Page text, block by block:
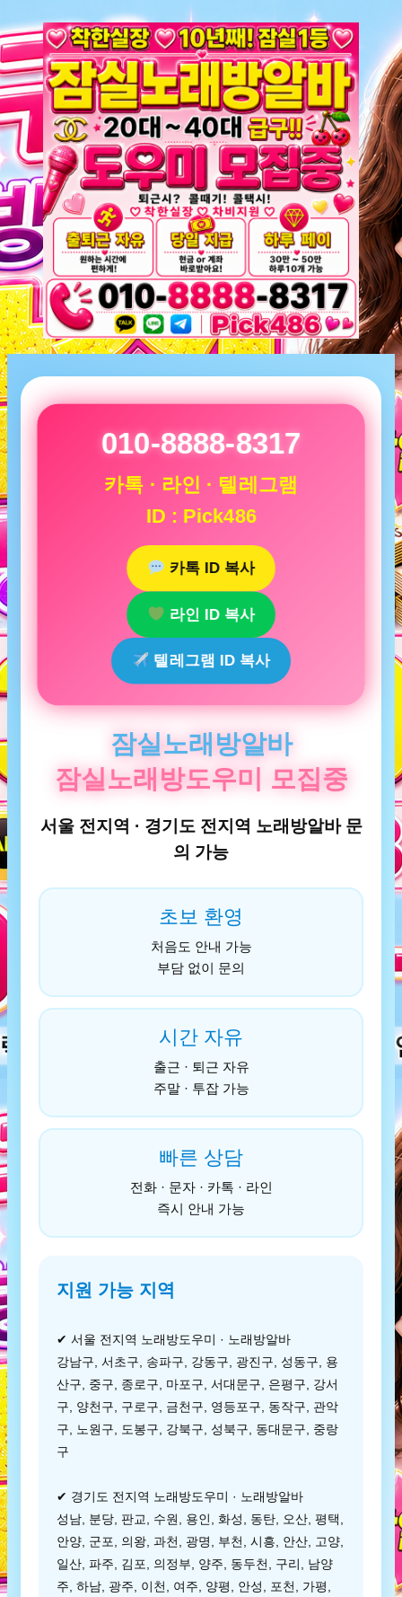
010-8888-8317
카톡 · 라인 · 텔레그램
ID : Pick486
카톡 ID 복사
라인 ID 복사
텔레그램 ID 복사
잠실노래방알바
잠실노래방도우미 모집중
서울 전지역 · 경기도 전지역 노래방알바 문
의 가능
초보 환영
처음도 안내 가능
부담 없이 문의
시간 자유
출근 · 퇴근 자유
주말 · 투잡 가능
빠른 상담
전화 · 문자 · 카톡 · 라인
즉시 안내 가능
지원 가능 지역
✔ 서울 전지역 노래방도우미 · 노래방알바
강남구, 서초구, 송파구, 강동구, 광진구, 성동구, 용
산구, 중구, 종로구, 마포구, 서대문구, 은평구, 강서
구, 양천구, 구로구, 금천구, 영등포구, 동작구, 관악
구, 노원구, 도봉구, 강북구, 성북구, 동대문구, 중랑
구
✔ 경기도 전지역 노래방도우미 · 노래방알바
성남, 분당, 판교, 수원, 용인, 화성, 동탄, 오산, 평택,
안양, 군포, 의왕, 과천, 광명, 부천, 시흥, 안산, 고양,
일산, 파주, 김포, 의정부, 양주, 동두천, 구리, 남양
주, 하남, 광주, 이천, 여주, 양평, 안성, 포천, 가평,